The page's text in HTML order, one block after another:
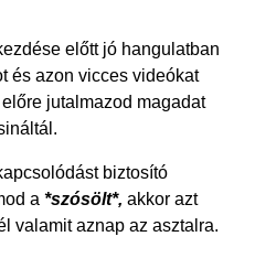
előtt jó hangulatban
és azon vicces videókat
jutalmazod magadat
biztosító
a *szósölt*, akkor azt
valamit aznap az asztalra.